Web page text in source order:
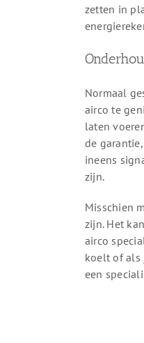
zetten in
Normaal
airco te
laten
de
ineens
zijn.
Misschien
zijn. Het
airco
koelt of als
een